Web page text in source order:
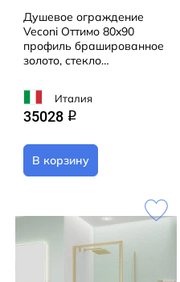
Душевое ограждение
Veconi Оттимо 80x90
профиль брашированное
золото, стекло
8090-01-C9 (без поддона)
Италия
35028 q
В корзину